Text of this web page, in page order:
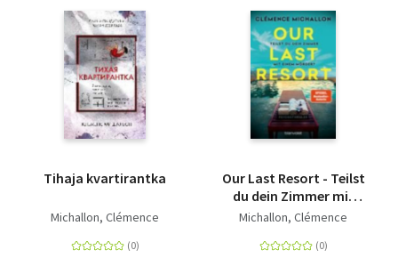
Tihaja kvartirantka
Michallon, Clémence
Our Last Resort - Teilst
du dein Zimmer mit
einem Mörder? -
Michallon, Clémence